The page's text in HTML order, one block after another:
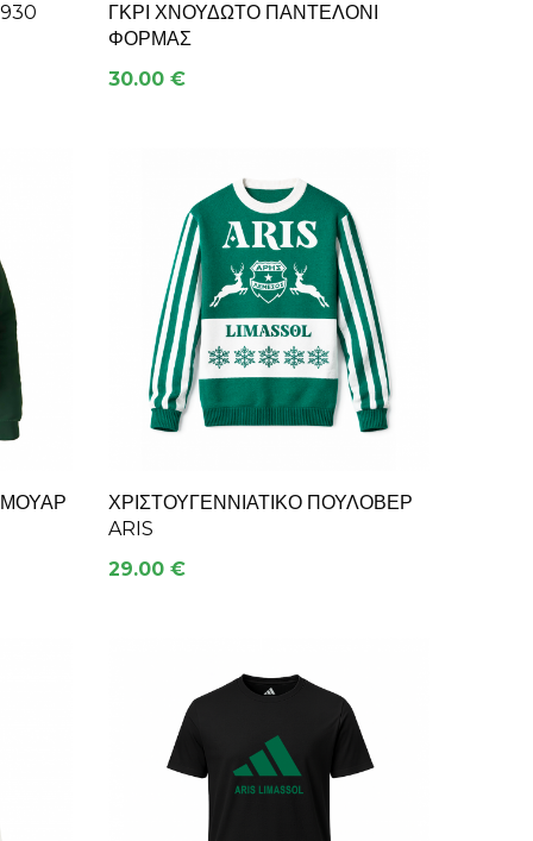
ΓΚΡΙ ΧΝΟΥΔΩΤΌ ΠΑΝΤΕΛΌΝΙ
ΦΌΡΜΑΣ
30.00 €
ΧΡΙΣΤΟΥΓΕΝΝΙΆΤΙΚΟ ΠΟΥΛΌΒΕΡ
ARIS
29.00 €